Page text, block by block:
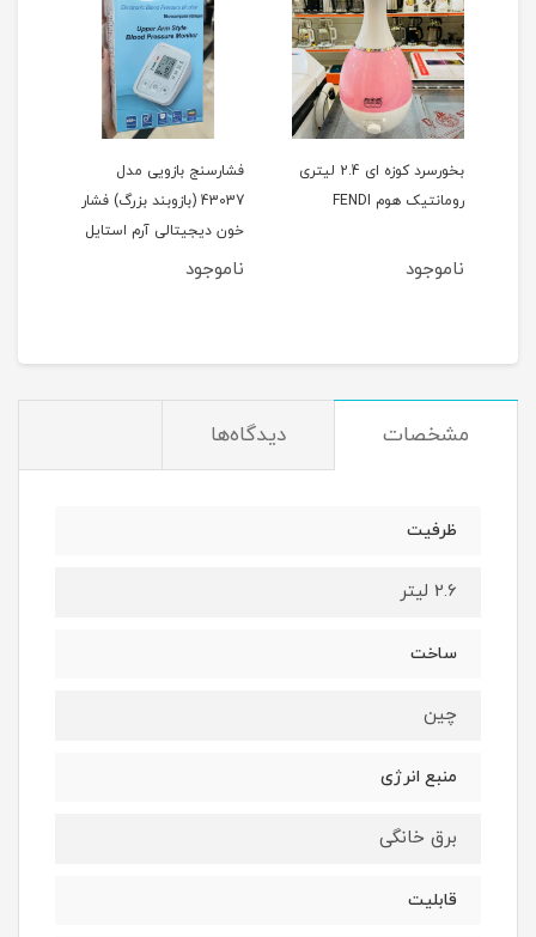
بخورسرد کوزه ای 2.4 لیتری
رومانتیک هوم FENDI
ناموجود
فشارسنج بازویی مدل
43037 (بازوبند بزرگ) فشار
خون دیجیتالی آرم استایل
ناموجود
مشخصات دیدگاه‌ها
ظرفیت
2.6 لیتر
ساخت
چین
منبع انرژی
برق خانگی
قابلیت